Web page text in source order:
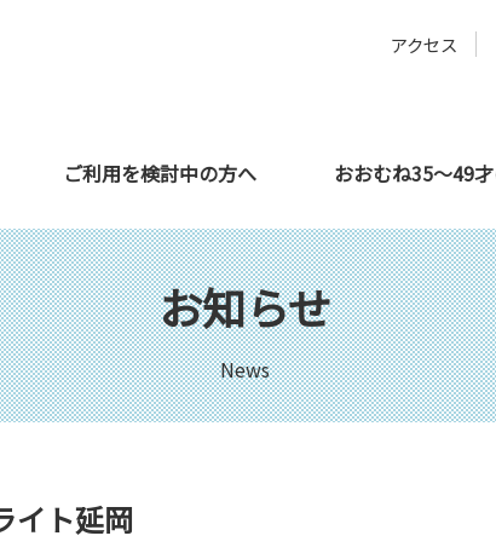
アクセス
ライト都城 サテライト延岡
ご利用を検討中の方へ
利用者さんの声
おおむね35～49
教育機関の方へ 企業の方へ
お知らせ
News
イト延岡